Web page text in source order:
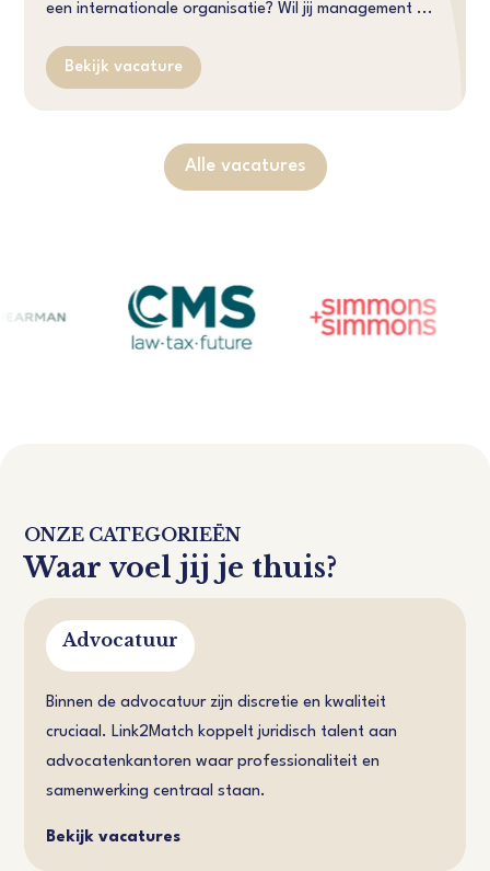
een internationale organisatie? Wil jij management ...
Bekijk vacature
Alle vacatures
ONZE CATEGORIEËN
Waar voel jij je thuis?
Advocatuur
Binnen de advocatuur zijn discretie en kwaliteit
cruciaal. Link2Match koppelt juridisch talent aan
advocatenkantoren waar professionaliteit en
samenwerking centraal staan.
Bekijk vacatures